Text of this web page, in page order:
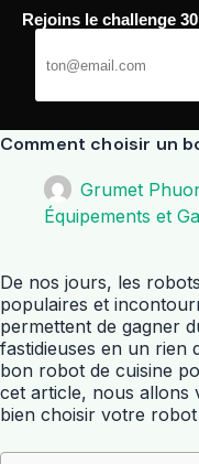
Passer
Comment choisir un
Grumet
Équipements et
De nos jours, les
populaires et
permettent de gagner
fastidieuses en un rien
bon robot de cuisine
cet article, nous allons
bien choisir votre robot
Rejoins le challenge